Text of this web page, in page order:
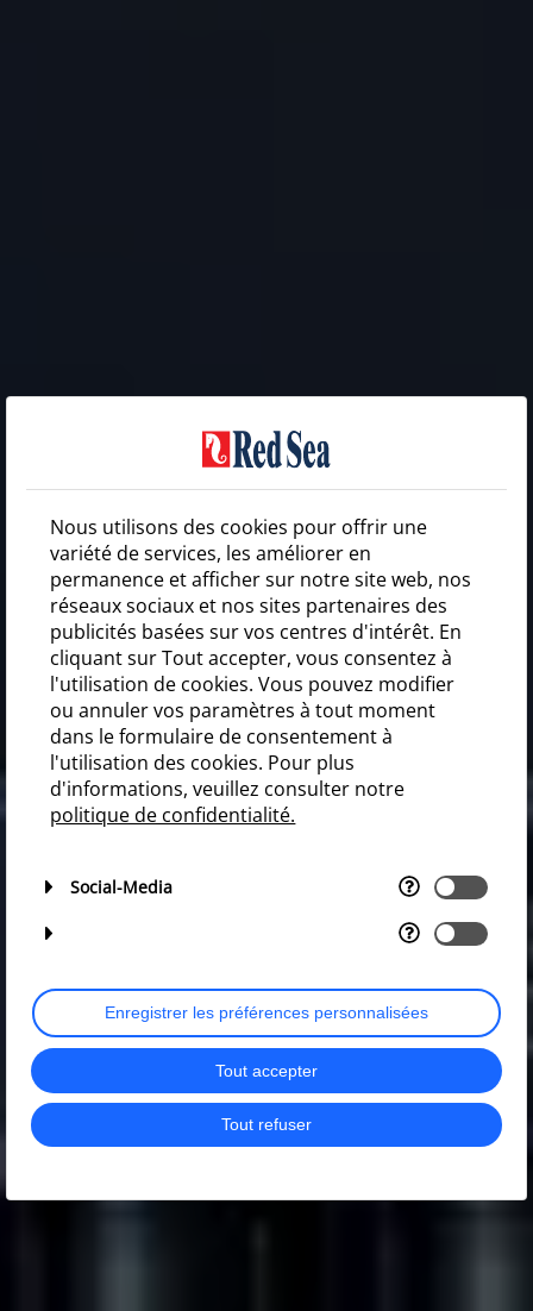
Nous utilisons des cookies pour offrir une
variété de services, les améliorer en
permanence et afficher sur notre site web, nos
réseaux sociaux et nos sites partenaires des
publicités basées sur vos centres d'intérêt. En
cliquant sur Tout accepter, vous consentez à
l'utilisation de cookies. Vous pouvez modifier
ou annuler vos paramètres à tout moment
dans le formulaire de consentement à
l'utilisation des cookies. Pour plus
d'informations, veuillez consulter notre
politique de confidentialité.
Social-Media
Enregistrer les préférences personnalisées
Tout accepter
Tout refuser